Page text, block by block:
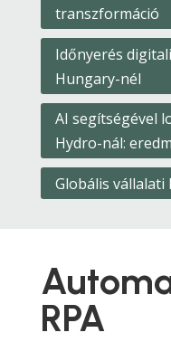
transzformáció
Időnyerés
Hungary-nél
AI segítségével
Hydro-nál:
Globális vállalati
RPA